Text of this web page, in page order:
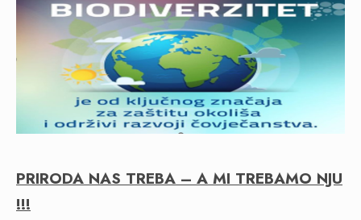
PRIRODA NAS TREBA – A MI TREBAMO NJU
!!!